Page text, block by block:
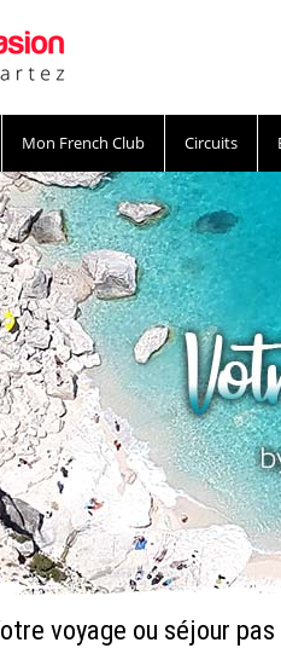
Mon French Club Circuits
Travel Evasion, en hotel ou en club
voyage ou séjour